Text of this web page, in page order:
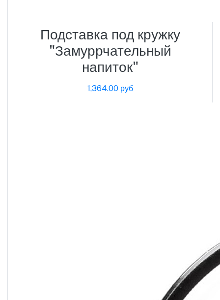
Подставка под кружку
"Замуррчательный
напиток"
1,364.00 руб